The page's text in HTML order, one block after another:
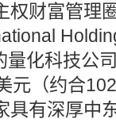
权财富管理
化科技公
元（约合
具有深厚中